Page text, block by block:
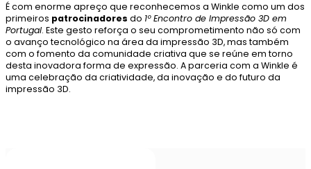
É com enorme apreço que reconhecemos a Winkle como um dos
primeiros patrocinadores do 1º Encontro de Impressão 3D em
Portugal. Este gesto reforça o seu comprometimento não só com
o avanço tecnológico na área da impressão 3D, mas também
com o fomento da comunidade criativa que se reúne em torno
desta inovadora forma de expressão. A parceria com a Winkle é
uma celebração da criatividade, da inovação e do futuro da
impressão 3D.